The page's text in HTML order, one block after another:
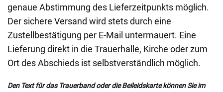
genaue Abstimmung des Lieferzeitpunkts möglich.
Der sichere Versand wird stets durch eine
Zustellbestätigung per E-Mail untermauert. Eine
Lieferung direkt in die Trauerhalle, Kirche oder zum
Ort des Abschieds ist selbstverständlich möglich.
Den Text für das Trauerband oder die Beileidskarte können Sie im